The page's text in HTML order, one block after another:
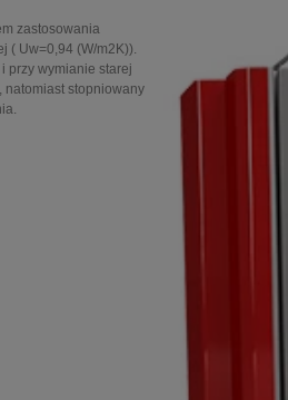
zastosowania
( Uw=0,94 (W/m2K)).
przy wymianie starej
natomiast stopniowany